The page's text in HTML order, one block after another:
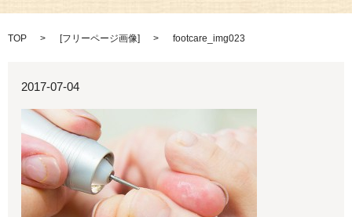
TOP [フリーページ画像] footcare_img023
2017-07-04